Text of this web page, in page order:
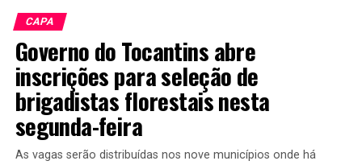
CAPA
Governo do Tocantins abre
inscrições para seleção de
brigadistas florestais nesta
segunda-feira
As vagas serão distribuídas nos nove municípios onde há